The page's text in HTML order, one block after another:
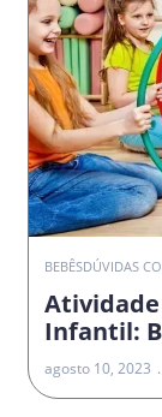
BEBÊSDÚVIDAS
Infantil:
agosto 10, 2023